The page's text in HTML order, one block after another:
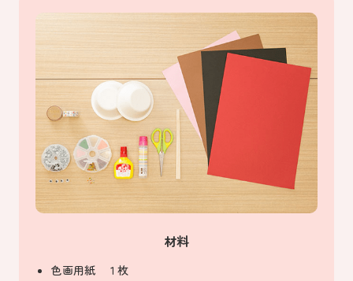
掲載についてのお問い合わせ
材料
色画用紙 １枚